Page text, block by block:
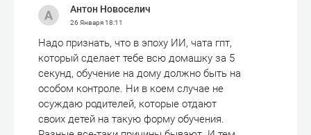
Антон Новоселич
26 Января18:11
Надо признать, что в эпоху ИИ, чата гпт,
который сделает тебе всю домашку за 5
секунд, обучение на дому должно быть на
особом контроле. Ни в коем случае не
осуждаю родителей, которые отдают
своих детей на такую форму обучения.